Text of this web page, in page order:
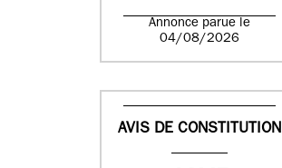
Annonce parue le
04/08/2026
AVIS DE CONSTITUTION